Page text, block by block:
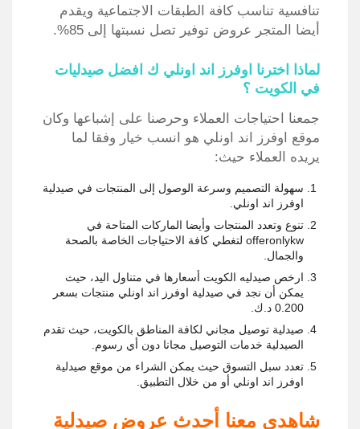
تنافسية تناسب كافة الطبقات الاجتماعية ويقدم
أيضا المتجر عروض توفير تصل نسبتها إلى 85%.
لماذا اخترنا اوفرز اند اونلي ك افضل صيدليات
في الكويت ؟
جمعنا احتياجات العملاء وحرصنا على إشباعها وكان
موقع اوفرز اند اونلي هو انسب خيار وفقا لما
يريده العملاء حيث:
سهولة التصميم وسرعة الوصول إلى المنتجات في صيدلية
اوفرز اند اونلي.
تنوع وتعدد المنتجات وأيضا الماركات المتاحة في
offeronlykw لتغطي كافة الاحتياجات الخاصة بالصحة
والجمال.
ارخص صيدليه الكويت أسعارها في متناول اليد، حيث
يمكن أن نجد في صيدلية اوفرز اند اونلي منتجات بسعر
0.200 د.ك.
صيدلية توصيل مجاني لكافة المناطق بالكويت، حيث تقدم
الصيدلية خدمات التوصيل مجانا دون أي رسوم.
تعدد سبل التسوق حيث يمكن الشراء من موقع صيدلية
اوفرز اند اونلي أو من خلال التطبيق.
شاهدي معنا أحدث عروض صيدلية